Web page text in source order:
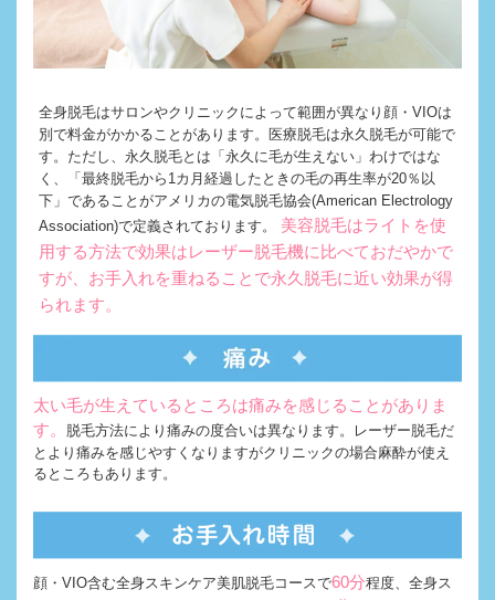
全身脱毛はサロンやクリニックによって範囲が異なり顔・VIOは
別で料金がかかることがあります。医療脱毛は永久脱毛が可能で
す。ただし、永久脱毛とは「永久に毛が生えない」わけではな
く、「最終脱毛から1カ月経過したときの毛の再生率が20％以
下」であることがアメリカの電気脱毛協会(American Electrology
Association)で定義されております。 美容脱毛はライトを使
用する方法で効果はレーザー脱毛機に比べておだやかで
すが、お手入れを重ねることで永久脱毛に近い効果が得
られます。
太い毛が生えているところは痛みを感じることがありま
す。
脱毛方法により痛みの度合いは異なります。レーザー脱毛だ
とより痛みを感じやすくなりますがクリニックの場合麻酔が使え
るところもあります。
顔・VIO含む全身スキンケア美肌脱毛コースで60分程度、全身ス